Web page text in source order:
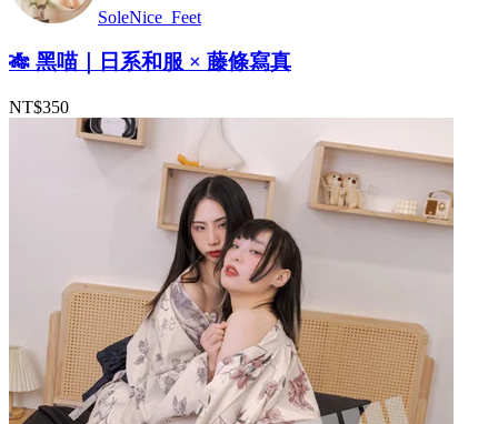
SoleNice_Feet
🎋 黑喵｜日系和服 × 藤條寫真
NT$350